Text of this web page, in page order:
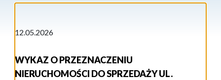
12.05.2026
WYKAZ O PRZEZNACZENIU
NIERUCHOMOŚCI DO SPRZEDAŻY UL.